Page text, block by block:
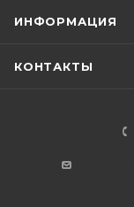
ИНФОРМАЦИЯ
КОНТАКТЫ